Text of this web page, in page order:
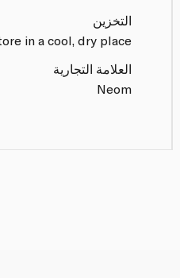
التخزين
in a cool, dry place.
العلامة التجارية
Neom